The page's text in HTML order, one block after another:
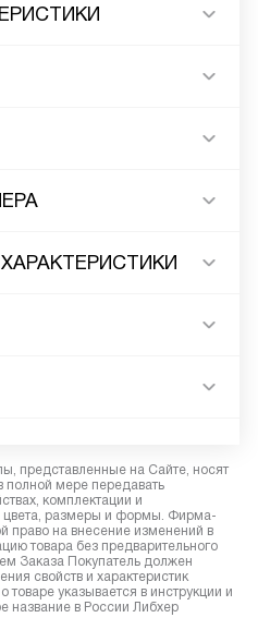
представленные на Сайте, носят
полной мере передавать
комплектации и
цвета, размеры и формы. Фирма-
право на внесение изменений в
товара без предварительного
Заказа Покупатель должен
свойств и характеристик
указывается в инструкции и
название в России Либхер